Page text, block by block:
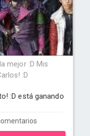
mejor :D Mis
:D
:D está ganando